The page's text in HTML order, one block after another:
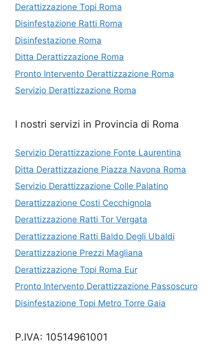
Derattizzazione Topi Roma
Disinfestazione Ratti Roma
Disinfestazione Roma
Ditta Derattizzazione Roma
Pronto Intervento Derattizzazione Roma
Servizio Derattizzazione Roma
I nostri servizi in Provincia di Roma
Servizio Derattizzazione Fonte Laurentina
Ditta Derattizzazione Piazza Navona Roma
Servizio Derattizzazione Colle Palatino
Derattizzazione Costi Cecchignola
Derattizzazione Ratti Tor Vergata
Derattizzazione Ratti Baldo Degli Ubaldi
Derattizzazione Prezzi Magliana
Derattizzazione Topi Roma Eur
Pronto Intervento Derattizzazione Passoscuro
Disinfestazione Topi Metro Torre Gaia
P.IVA: 10514961001